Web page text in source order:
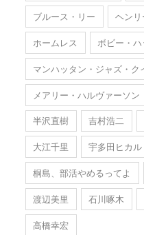
ブルース・リー
ヘン
ホームレス
ボビー・
マンハッタン・ジャズ・ク
メアリー・ハルヴァーソン
半沢直樹
吉村浩二
大江千里
宇多田ヒカル
桐島、部活やめるってよ
渡辺美里
石川啄木
高橋幸宏